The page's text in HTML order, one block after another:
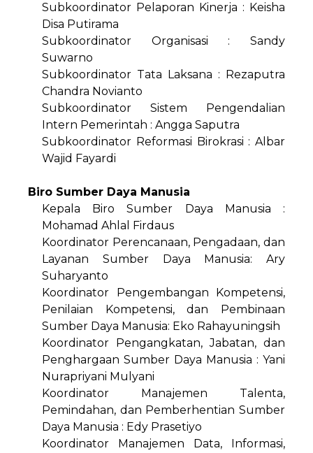
Subkoordinator Pelaporan Kinerja : Keisha
Disa Putirama
Subkoordinator Organisasi : Sandy
Suwarno
Subkoordinator Tata Laksana : Rezaputra
Chandra Novianto
Subkoordinator Sistem Pengendalian
Intern Pemerintah : Angga Saputra
Subkoordinator Reformasi Birokrasi : Albar
Wajid Fayardi
Biro Sumber Daya Manusia
Kepala Biro Sumber Daya Manusia :
Mohamad Ahlal Firdaus
Koordinator Perencanaan, Pengadaan, dan
Layanan Sumber Daya Manusia: Ary
Suharyanto
Koordinator Pengembangan Kompetensi,
Penilaian Kompetensi, dan Pembinaan
Sumber Daya Manusia: Eko Rahayuningsih
Koordinator Pengangkatan, Jabatan, dan
Penghargaan Sumber Daya Manusia : Yani
Nurapriyani Mulyani
Koordinator Manajemen Talenta,
Pemindahan, dan Pemberhentian Sumber
Daya Manusia : Edy Prasetiyo
Koordinator Manajemen Data, Informasi,